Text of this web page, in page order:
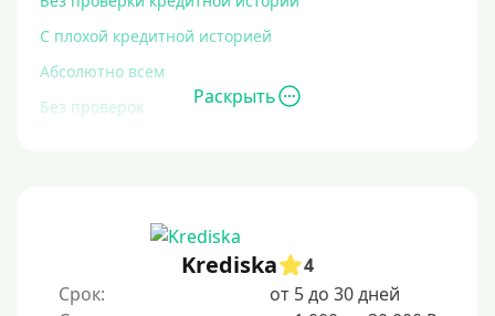
С плохой кредитной историей
Абсолютно всем
Без проверок
С просрочками
Залог
Раскрыть
Krediska
4
Срок:
от 5 до 30 дней